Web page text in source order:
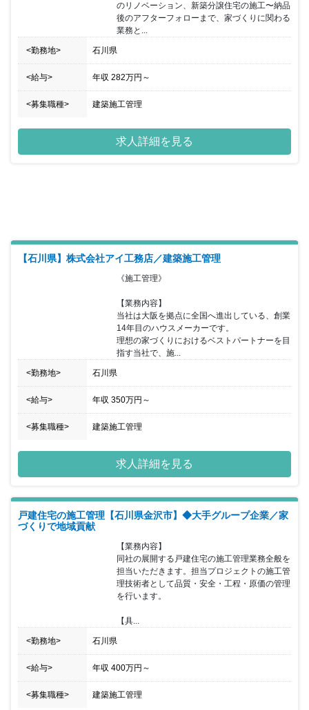
のリノベーション、新築分譲住宅の施⼯〜納品
後のアフターフォローまで、家づくりに関わる
業務と...
<勤務地> 石川県
<給与> 年収 282万円 ～
<募集職種> 建築施工管理
求人詳細を見る
【石川県】株式会社アイ工務店／建築施工管理
《施工管理》
【業務内容】
当社は大阪を拠点に全国へ進出している、創業
14年目のハウスメーカーです。
理想の家づくりにおけるベストパートナーを目
指す当社で、施...
<勤務地> 石川県
<給与> 年収 350万円 ～
<募集職種> 建築施工管理
求人詳細を見る
戸建住宅の施工管理【石川県金沢市】◆大手グループ企業／家
づくりで地域貢献
【業務内容】
同社の展開する戸建住宅の施工管理業務全般を
担当いただきます。担当プロジェクトの施工管
理技術者として品質・安全・工程・原価の管理
を行います。
【具...
<勤務地> 石川県
<給与> 年収 400万円 ～
<募集職種> 建築施工管理